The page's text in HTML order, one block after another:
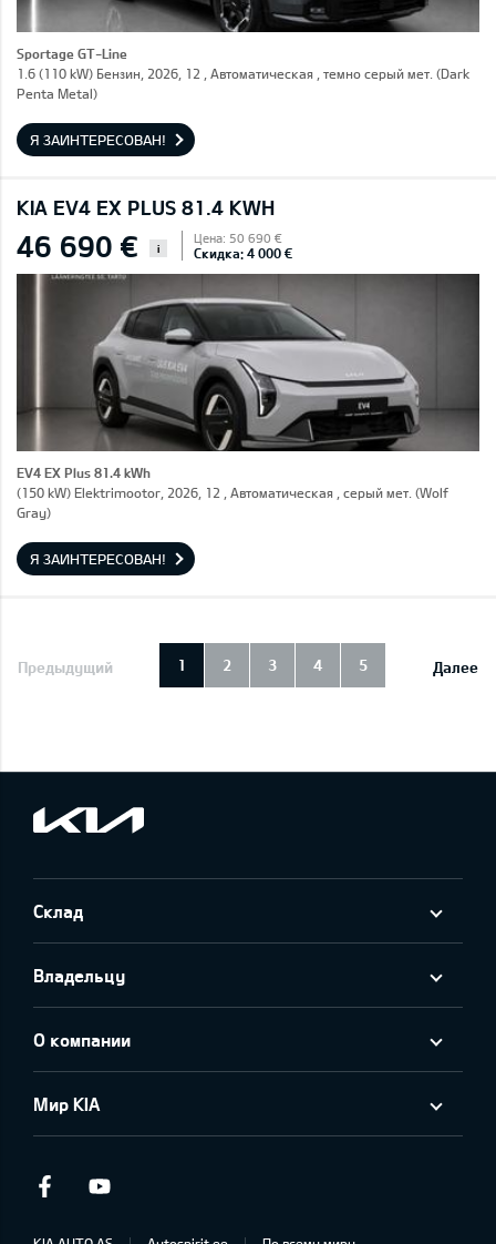
Sportage GT-Line
1.6 (110 kW) Бензин, 2026, 12 , Автоматическая , темно серый мет. (Dark
Penta Metal)
Я ЗАИНТЕРЕСОВАН!
KIA EV4 EX PLUS 81.4 KWH
46 690 € i
Цена: 50 690 €
Скидка: 4 000 €
EV4 EX Plus 81.4 kWh
(150 kW) Elektrimootor, 2026, 12 , Автоматическая , серый мет. (Wolf
Gray)
Я ЗАИНТЕРЕСОВАН!
Предыдущий Далее
1 2 3 4 5
Склад
Владельцу
О компании
Мир KIA
Facebook